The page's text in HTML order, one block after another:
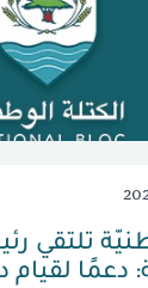
تلتقي
دعمًا لقيام